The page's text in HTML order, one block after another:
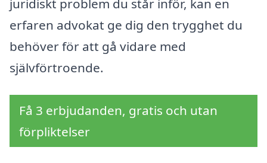
juridiskt problem du står inför, kan en
erfaren advokat ge dig den trygghet du
behöver för att gå vidare med
självförtroende.
Få 3 erbjudanden, gratis och utan
förpliktelser